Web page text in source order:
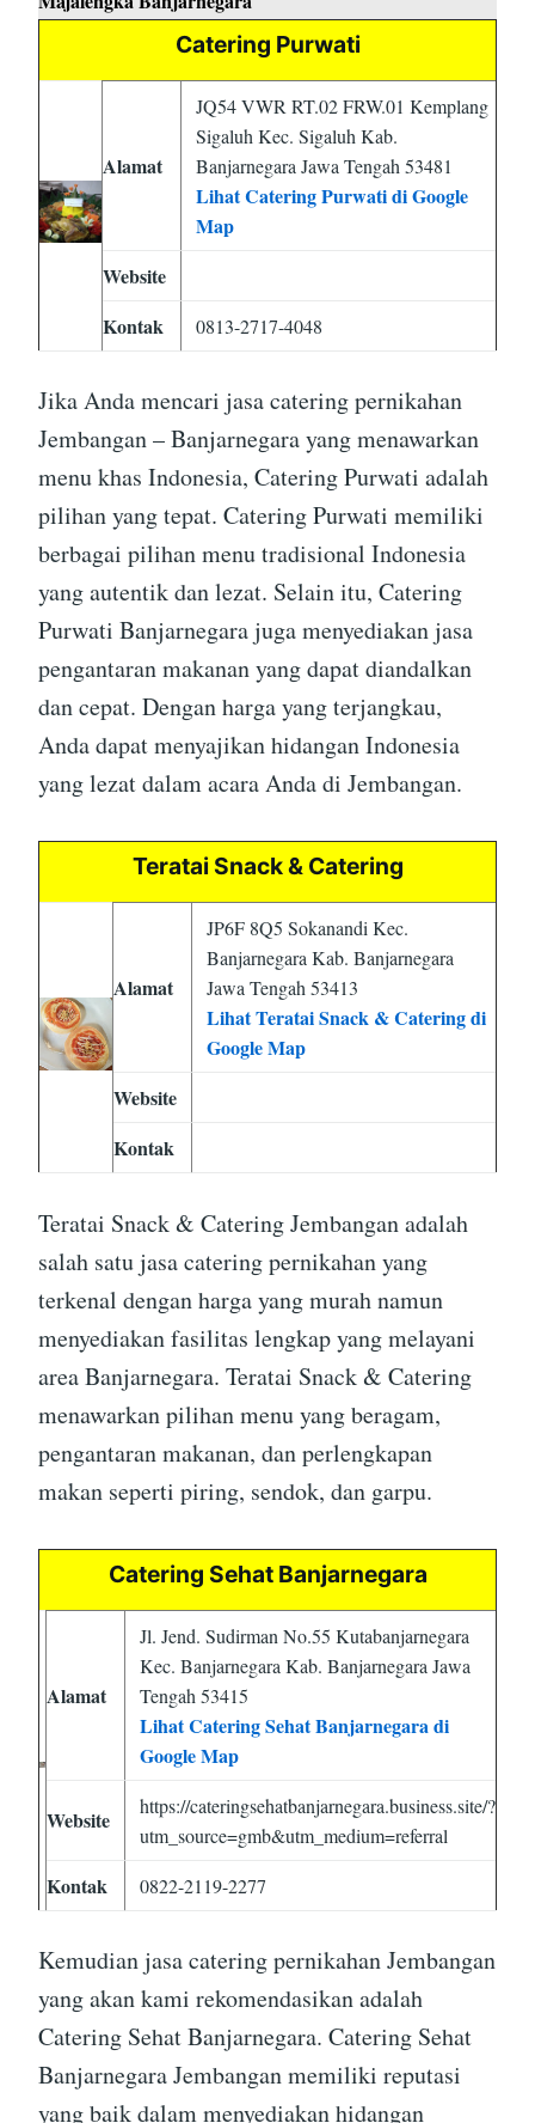
Catering Purwati
Alamat
JQ54 VWR RT.02 FRW.01 Kemplang
Sigaluh Kec. Sigaluh Kab.
Banjarnegara Jawa Tengah 53481
Lihat Catering Purwati di Google
Map
Website
Kontak
0813-2717-4048
Jika Anda mencari jasa catering pernikahan
Jembangan – Banjarnegara yang menawarkan
menu khas Indonesia, Catering Purwati adalah
pilihan yang tepat. Catering Purwati memiliki
berbagai pilihan menu tradisional Indonesia
yang autentik dan lezat. Selain itu, Catering
Purwati Banjarnegara juga menyediakan jasa
pengantaran makanan yang dapat diandalkan
dan cepat. Dengan harga yang terjangkau,
Anda dapat menyajikan hidangan Indonesia
yang lezat dalam acara Anda di Jembangan.
Teratai Snack & Catering
Alamat
JP6F 8Q5 Sokanandi Kec.
Banjarnegara Kab. Banjarnegara
Jawa Tengah 53413
Lihat Teratai Snack & Catering di
Google Map
Website
Kontak
Teratai Snack & Catering Jembangan adalah
salah satu jasa catering pernikahan yang
terkenal dengan harga yang murah namun
menyediakan fasilitas lengkap yang melayani
area Banjarnegara. Teratai Snack & Catering
menawarkan pilihan menu yang beragam,
pengantaran makanan, dan perlengkapan
makan seperti piring, sendok, dan garpu.
Catering Sehat Banjarnegara
Alamat
Jl. Jend. Sudirman No.55 Kutabanjarnegara
Kec. Banjarnegara Kab. Banjarnegara Jawa
Tengah 53415
Lihat Catering Sehat Banjarnegara di
Google Map
Website
https://cateringsehatbanjarnegara.business.site/?
utm_source=gmb&utm_medium=referral
Kontak 0822-2119-2277
Kemudian jasa catering pernikahan Jembangan
yang akan kami rekomendasikan adalah
Catering Sehat Banjarnegara. Catering Sehat
Banjarnegara Jembangan memiliki reputasi
yang baik dalam menyediakan hidangan